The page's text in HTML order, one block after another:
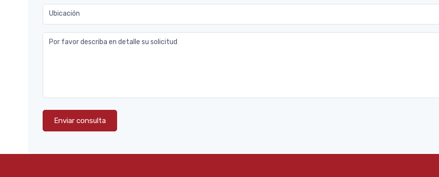
Ubicación
Por favor describa en detalle su solicitud
Enviar consulta